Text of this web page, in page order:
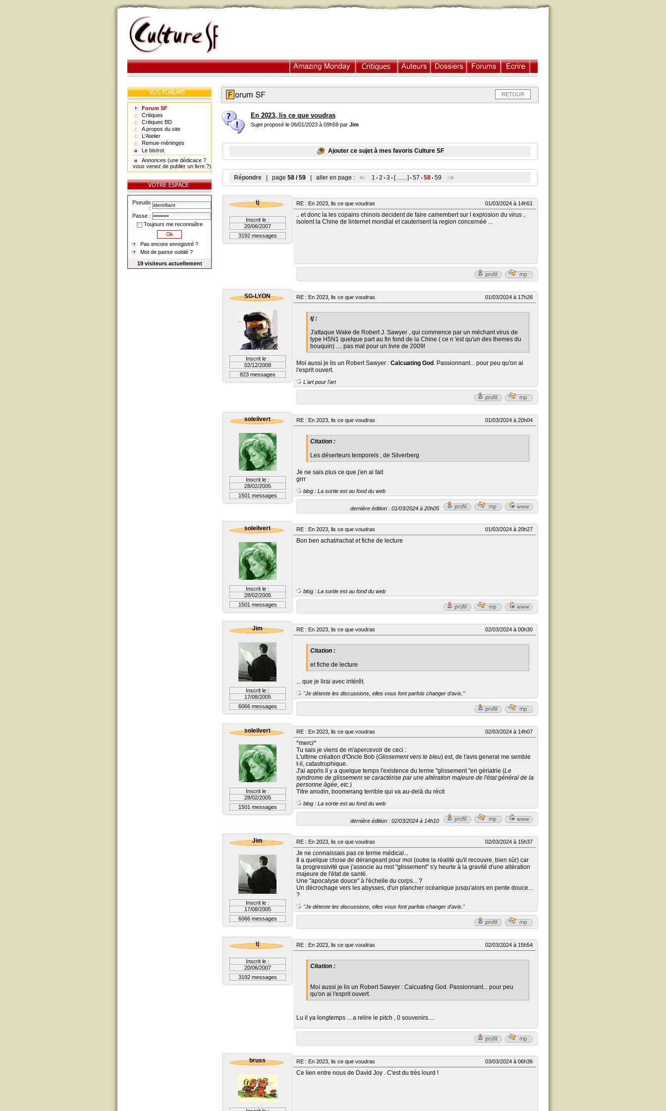
Forum SF
Critiques
Critiques BD
A propos du site
L'Atelier
Remue-méninges
Le bistrot
Annonces (une dédicace ?
vous venez de publier un livre ?)
Pseudo
:
Passe :
Toujours me reconnaître
Pas encore enregistré ?
Mot de passe oublié ?
19 visiteurs actuellement
En 2023, lis ce que voudras
Sujet proposé le 06/01/2023 à 09h59 par Jim
Ajouter ce sujet à mes favoris Culture SF
Répondre | page 58 / 59 | aller en page : 1 2 3 [ ...... ] 57 58 59
tj
Inscrit le :
20/06/2007
3192 messages
RE : En 2023, lis ce que voudras 01/03/2024 à 14h51
.. et donc la les copains chinois decident de faire camembert sur l explosion du virus ,
isolent la Chine de linternet mondial et cauterisent la region concernée ...
SG-LYON
Inscrit le :
02/12/2008
823 messages
RE : En 2023, lis ce que voudras 01/03/2024 à 17h26
tj :
J'attaque Wake de Robert J. Sawyer , qui commence par un méchant virus de
type H5N1 quelque part au fin fond de la Chine ( ce n 'est qu'un des themes du
bouquin) .... pas mal pour un livre de 2009!
Moi aussi je lis un Robert Sawyer : Calcuating God . Passionnant... pour peu qu'on ai
l'esprit ouvert.
L'art pour l'art
soleilvert
Inscrit le :
28/02/2005
1501 messages
RE : En 2023, lis ce que voudras 01/03/2024 à 20h04
Citation :
Les déserteurs temporels , de Silverberg
Je ne sais plus ce que j'en ai fait
grrr
blog : La sortie est au fond du web
dernière édition : 01/03/2024 à 20h05
soleilvert
Inscrit le :
28/02/2005
1501 messages
RE : En 2023, lis ce que voudras 01/03/2024 à 20h27
Bon ben achat/rachat et fiche de lecture
blog : La sortie est au fond du web
Jim
Inscrit le :
17/08/2005
6066 messages
RE : En 2023, lis ce que voudras 02/03/2024 à 00h30
Citation :
et fiche de lecture
... que je lirai avec intérêt.
"Je déteste les discussions, elles vous font parfois changer d'avis."
soleilvert
Inscrit le :
28/02/2005
1501 messages
RE : En 2023, lis ce que voudras 02/03/2024 à 14h07
*merci*
Tu sais je viens de m'apercevoir de ceci :
L'ultime création d'Oncle Bob (Glissement vers le bleu) est, de l'avis general me semble
t-il, catastrophique.
J'ai appris il y a quelque temps l'existence du terme "glissement "en gériatrie (Le
syndrome de glissement se caractérise par une altération majeure de l'état général de la
personne âgée, etc.)
Titre anodin, boomerang terrible qui va au-delà du récit
blog : La sortie est au fond du web
dernière édition : 02/03/2024 à 14h10
Jim
Inscrit le :
17/08/2005
6066 messages
RE : En 2023, lis ce que voudras 02/03/2024 à 15h37
Je ne connaissais pas ce terme médical...
Il a quelque chose de dérangeant pour moi (outre la réalité qu'il recouvre, bien sûr) car
la progressivité que j'associe au mot "glissement" s'y heurte à la gravité d'une altération
majeure de l'état de santé.
Une "apocalyse douce" à l'échelle du corps... ?
Un décrochage vers les abysses, d'un plancher océanique jusqu'alors en pente douce...
?
"Je déteste les discussions, elles vous font parfois changer d'avis."
tj
Inscrit le :
20/06/2007
3192 messages
RE : En 2023, lis ce que voudras 02/03/2024 à 15h54
Citation :
Moi aussi je lis un Robert Sawyer : Calcuating God. Passionnant... pour peu
qu'on ai l'esprit ouvert.
Lu il ya longtemps ... a relire le pitch , 0 souvenirs....
bruss RE : En 2023, lis ce que voudras 03/03/2024 à 06h36
Ce lien entre nous de David Joy . C'est du très lourd !